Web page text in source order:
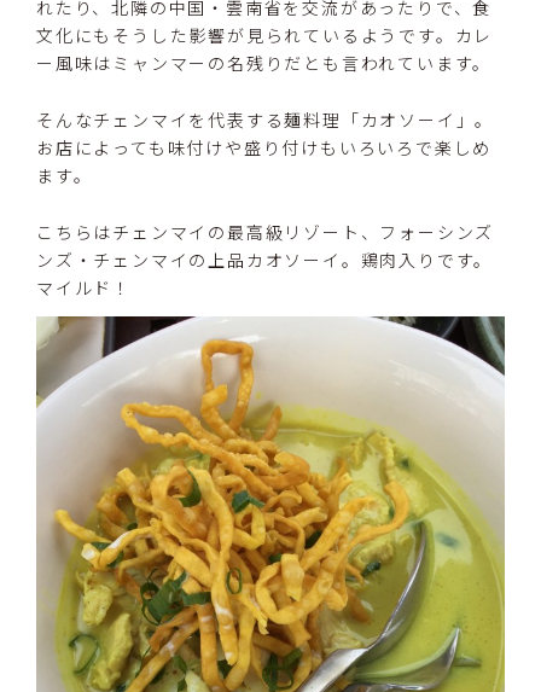
れたり、北隣の中国・雲南省を交流があったりで、食
文化にもそうした影響が見られているようです。カレ
ー風味はミャンマーの名残りだとも言われています。
そんなチェンマイを代表する麺料理「カオソーイ」。
お店によっても味付けや盛り付けもいろいろで楽しめ
ます。
こちらはチェンマイの最高級リゾート、フォーシンズ
ンズ・チェンマイの上品カオソーイ。鶏肉入りです。
マイルド！